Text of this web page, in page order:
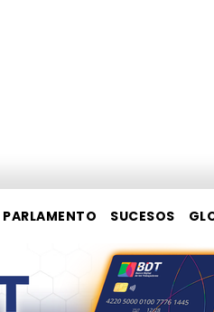
PARLAMENTO SUCESOS